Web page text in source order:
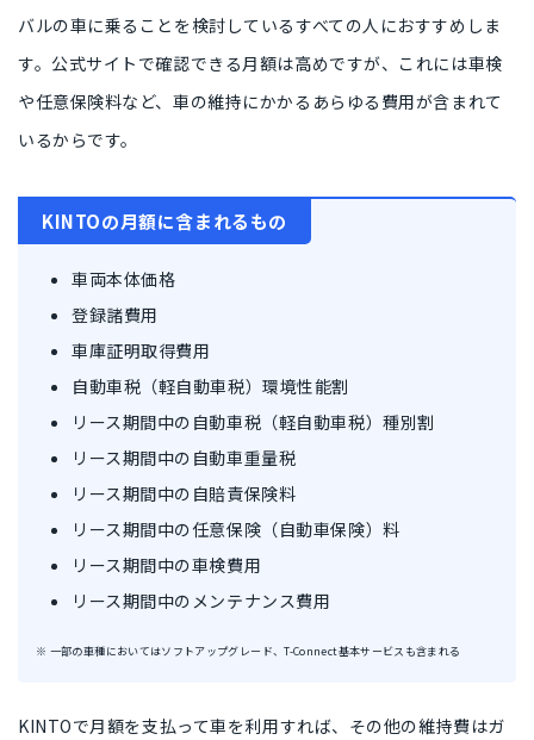
バルの車に乗ることを検討しているすべての人におすすめ しま
す。公式サイトで確認できる月額は高めですが、これには車検
や任意保険料など、車の維持にかかるあらゆる費用が含まれて
いるからです。
KINTOの月額に含まれるもの
車両本体価格
登録諸費用
車庫証明取得費用
自動車税（軽自動車税）環境性能割
リース期間中の自動車税（軽自動車税）種別割
リース期間中の自動車重量税
リース期間中の自賠責保険料
リース期間中の任意保険（自動車保険）料
リース期間中の車検費用
リース期間中のメンテナンス費用
※ 一部の車種においてはソフトアップグレード、T-Connect基本サービスも含まれる
KINTOで月額を支払って車を利用すれば、 その他の維持費はガ